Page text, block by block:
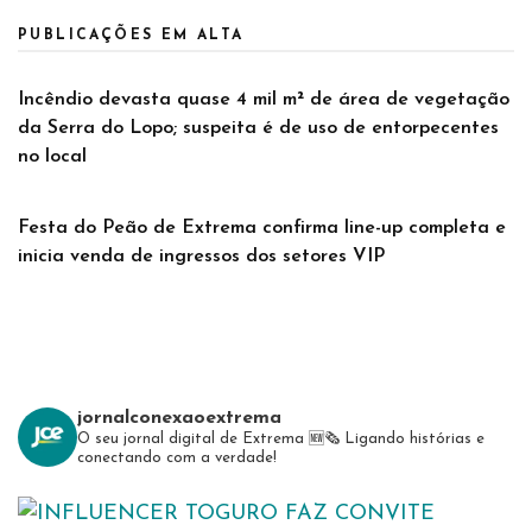
PUBLICAÇÕES EM ALTA
Incêndio devasta quase 4 mil m² de área de vegetação
da Serra do Lopo; suspeita é de uso de entorpecentes
no local
Festa do Peão de Extrema confirma line-up completa e
inicia venda de ingressos dos setores VIP
jornalconexaoextrema
O seu jornal digital de Extrema 🆕️🗞 Ligando histórias e
conectando com a verdade!